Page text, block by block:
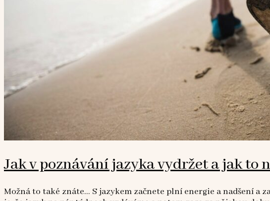
Jak v poznávání jazyka vydržet a jak to
Možná to také znáte… S jazykem začnete plní energie a nadšení a